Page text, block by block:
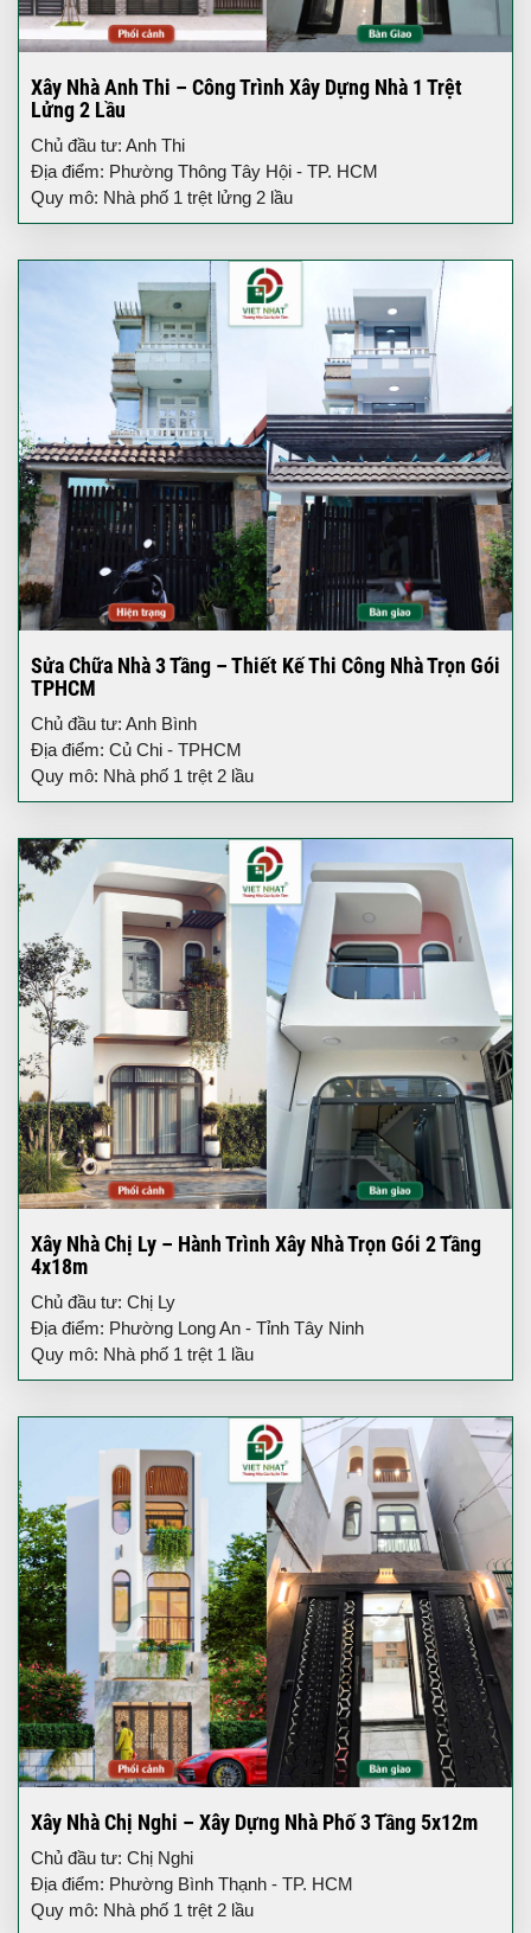
Xây Nhà Anh Thi – Công Trình Xây Dựng Nhà 1 Trệt
Lửng 2 Lầu
Chủ đầu tư: Anh Thi
Địa điểm: Phường Thông Tây Hội - TP. HCM
Quy mô: Nhà phố 1 trệt lửng 2 lầu
Sửa Chữa Nhà 3 Tầng – Thiết Kế Thi Công Nhà Trọn Gói
TPHCM
Chủ đầu tư: Anh Bình
Địa điểm: Củ Chi - TPHCM
Quy mô: Nhà phố 1 trệt 2 lầu
Xây Nhà Chị Ly – Hành Trình Xây Nhà Trọn Gói 2 Tầng
4x18m
Chủ đầu tư: Chị Ly
Địa điểm: Phường Long An - Tỉnh Tây Ninh
Quy mô: Nhà phố 1 trệt 1 lầu
Xây Nhà Chị Nghi – Xây Dựng Nhà Phố 3 Tầng 5x12m
Chủ đầu tư: Chị Nghi
Địa điểm: Phường Bình Thạnh - TP. HCM
Quy mô: Nhà phố 1 trệt 2 lầu